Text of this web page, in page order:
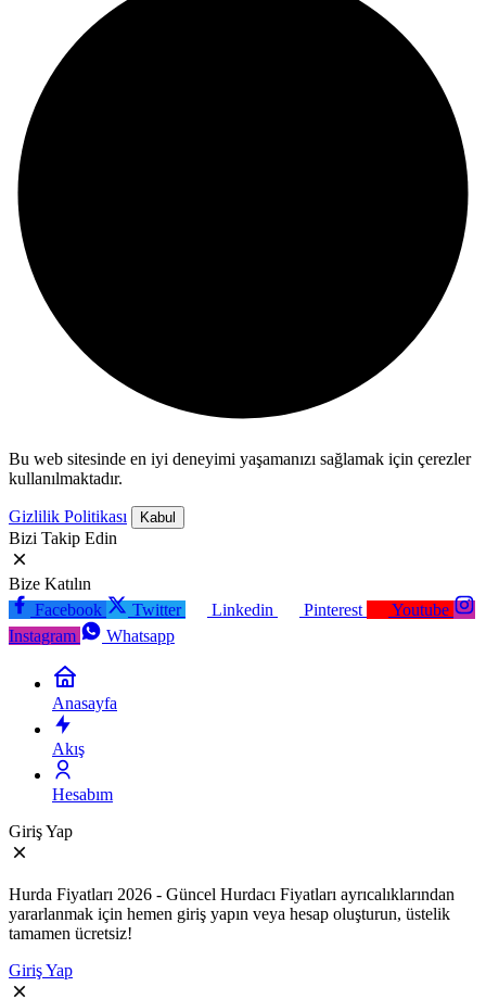
Bu web sitesinde en iyi deneyimi yaşamanızı sağlamak için çerezler
kullanılmaktadır.
Gizlilik Politikası Kabul
Bizi Takip Edin
Bize Katılın
Facebook
Twitter Linkedin Pinterest
Youtube
Instagram
Whatsapp
Anasayfa
Akış
Hesabım
Giriş Yap
Hurda Fiyatları 2026 - Güncel Hurdacı Fiyatları ayrıcalıklarından
yararlanmak için hemen giriş yapın veya hesap oluşturun, üstelik
tamamen ücretsiz!
Giriş Yap